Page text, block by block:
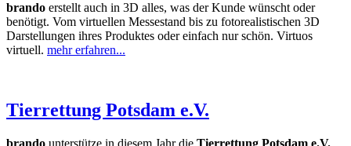
brando erstellt auch in 3D alles, was der Kunde wünscht oder
benötigt. Vom virtuellen Messestand bis zu fotorealistischen 3D
Darstellungen ihres Produktes oder einfach nur schön. Virtuos
virtuell. mehr erfahren...
Tierrettung Potsdam e.V.
brando unterstütze in diesem Jahr die Tierrettung Potsdam e.V.